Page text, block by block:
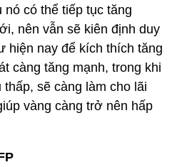
có thể tiếp tục tăng
nên vẫn sẽ kiên định duy
hiện nay để kích thích tăng
càng tăng mạnh, trong khi
sẽ càng làm cho lãi
vàng càng trở nên hấp